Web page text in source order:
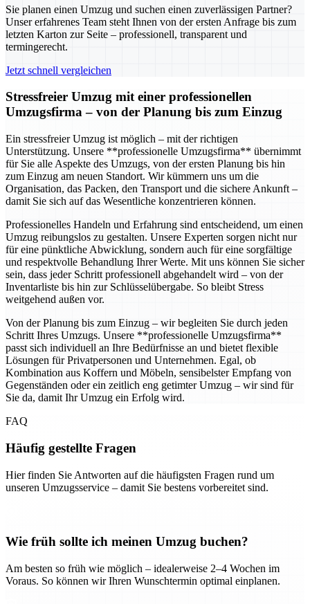
Sie planen einen Umzug und suchen einen zuverlässigen Partner?
Unser erfahrenes Team steht Ihnen von der ersten Anfrage bis zum
letzten Karton zur Seite – professionell, transparent und
termingerecht.
Jetzt schnell vergleichen
Stressfreier Umzug mit einer professionellen
Umzugsfirma – von der Planung bis zum Einzug
Ein stressfreier Umzug ist möglich – mit der richtigen
Unterstützung. Unsere **professionelle Umzugsfirma** übernimmt
für Sie alle Aspekte des Umzugs, von der ersten Planung bis hin
zum Einzug am neuen Standort. Wir kümmern uns um die
Organisation, das Packen, den Transport und die sichere Ankunft –
damit Sie sich auf das Wesentliche konzentrieren können.
Professionelles Handeln und Erfahrung sind entscheidend, um einen
Umzug reibungslos zu gestalten. Unsere Experten sorgen nicht nur
für eine pünktliche Abwicklung, sondern auch für eine sorgfältige
und respektvolle Behandlung Ihrer Werte. Mit uns können Sie sicher
sein, dass jeder Schritt professionell abgehandelt wird – von der
Inventarliste bis hin zur Schlüsselübergabe. So bleibt Stress
weitgehend außen vor.
Von der Planung bis zum Einzug – wir begleiten Sie durch jeden
Schritt Ihres Umzugs. Unsere **professionelle Umzugsfirma**
passt sich individuell an Ihre Bedürfnisse an und bietet flexible
Lösungen für Privatpersonen und Unternehmen. Egal, ob
Kombination aus Koffern und Möbeln, sensibelster Empfang von
Gegenständen oder ein zeitlich eng getimter Umzug – wir sind für
Sie da, damit Ihr Umzug ein Erfolg wird.
FAQ
Häufig gestellte Fragen
Hier finden Sie Antworten auf die häufigsten Fragen rund um
unseren Umzugsservice – damit Sie bestens vorbereitet sind.
Wie früh sollte ich meinen Umzug buchen?
Am besten so früh wie möglich – idealerweise 2–4 Wochen im
Voraus. So können wir Ihren Wunschtermin optimal einplanen.